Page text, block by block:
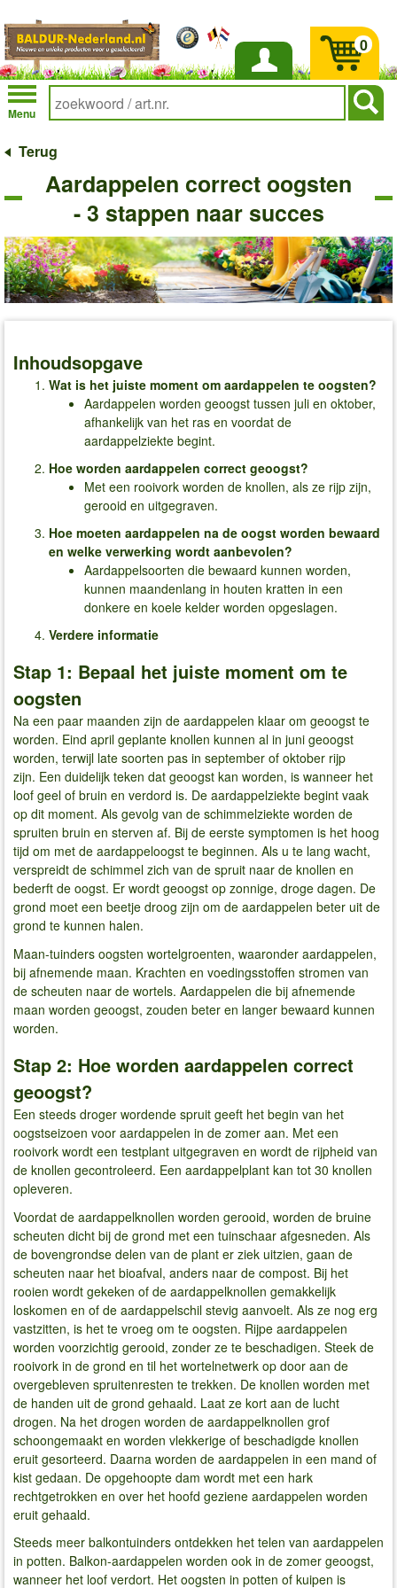
Inloggen
Menu
0
Terug
Aardappelen correct oogsten
- 3 stappen naar succes
Inhoudsopgave
Wat is het juiste moment om aardappelen te oogsten?
Aardappelen worden geoogst tussen juli en oktober,
afhankelijk van het ras en voordat de
aardappelziekte begint.
Hoe worden aardappelen correct geoogst?
Met een rooivork worden de knollen, als ze rijp zijn,
gerooid en uitgegraven.
Hoe moeten aardappelen na de oogst worden bewaard
en welke verwerking wordt aanbevolen?
Aardappelsoorten die bewaard kunnen worden,
kunnen maandenlang in houten kratten in een
donkere en koele kelder worden opgeslagen.
Verdere informatie
Stap 1: Bepaal het juiste moment om te
oogsten
Na een paar maanden zijn de aardappelen klaar om geoogst te
worden. Eind april geplante knollen kunnen al in juni geoogst
worden, terwijl late soorten pas in september of oktober rijp
zijn. Een duidelijk teken dat geoogst kan worden, is wanneer het
loof geel of bruin en verdord is. De aardappelziekte begint vaak
op dit moment. Als gevolg van de schimmelziekte worden de
spruiten bruin en sterven af. Bij de eerste symptomen is het hoog
tijd om met de aardappeloogst te beginnen. Als u te lang wacht,
verspreidt de schimmel zich van de spruit naar de knollen en
bederft de oogst. Er wordt geoogst op zonnige, droge dagen. De
grond moet een beetje droog zijn om de aardappelen beter uit de
grond te kunnen halen.
Maan-tuinders oogsten wortelgroenten, waaronder aardappelen,
bij afnemende maan. Krachten en voedingsstoffen stromen van
de scheuten naar de wortels. Aardappelen die bij afnemende
maan worden geoogst, zouden beter en langer bewaard kunnen
worden.
Stap 2: Hoe worden aardappelen correct
geoogst?
Een steeds droger wordende spruit geeft het begin van het
oogstseizoen voor aardappelen in de zomer aan. Met een
rooivork wordt een testplant uitgegraven en wordt de rijpheid van
de knollen gecontroleerd. Een aardappelplant kan tot 30 knollen
opleveren.
Voordat de aardappelknollen worden gerooid, worden de bruine
scheuten dicht bij de grond met een tuinschaar afgesneden. Als
de bovengrondse delen van de plant er ziek uitzien, gaan de
scheuten naar het bioafval, anders naar de compost. Bij het
rooien wordt gekeken of de aardappelknollen gemakkelijk
loskomen en of de aardappelschil stevig aanvoelt. Als ze nog erg
vastzitten, is het te vroeg om te oogsten. Rijpe aardappelen
worden voorzichtig gerooid, zonder ze te beschadigen. Steek de
rooivork in de grond en til het wortelnetwerk op door aan de
overgebleven spruitenresten te trekken. De knollen worden met
de handen uit de grond gehaald. Laat ze kort aan de lucht
drogen. Na het drogen worden de aardappelknollen grof
schoongemaakt en worden vlekkerige of beschadigde knollen
eruit gesorteerd. Daarna worden de aardappelen in een mand of
kist gedaan. De opgehoopte dam wordt met een hark
rechtgetrokken en over het hoofd geziene aardappelen worden
eruit gehaald.
Steeds meer balkontuinders ontdekken het telen van aardappelen
in potten. Balkon-aardappelen worden ook in de zomer geoogst,
wanneer het loof verdort. Het oogsten in potten of kuipen is